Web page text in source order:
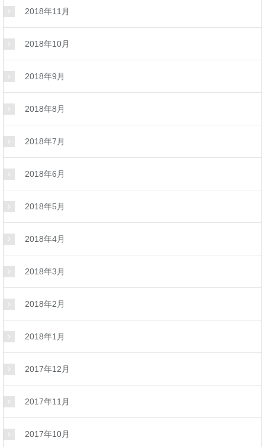
2018年11月
2018年10月
2018年9月
2018年8月
2018年7月
2018年6月
2018年5月
2018年4月
2018年3月
2018年2月
2018年1月
2017年12月
2017年11月
2017年10月